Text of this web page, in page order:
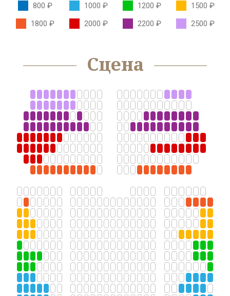
ФЕСТИВАЛИ
МАЛЫЙ ЗАЛ
ФОЙЕ
ОРГАНИЗАЦИЯ МЕРОПРИЯТИЙ
ОРГАНИЗАЦИЯ ПИТАНИЯ
АФИША
ВИДЕО
ДОКУМЕНТЫ
КОНТАКТЫ
800 ₽ 1000 ₽ 1200 ₽
1500 ₽
1800 ₽
2000 ₽ 2200 ₽ 2500 ₽
Сцена